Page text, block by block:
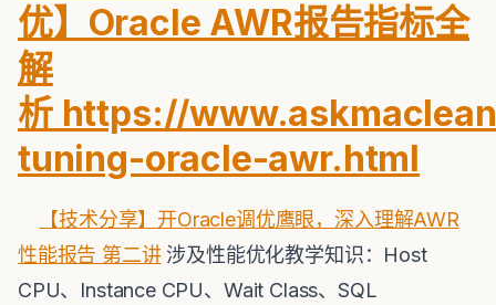
优】Oracle AWR报告指标全
解
析 https://
tuning-oracle-awr.html
【技术分享】开Oracle调优鹰眼，深入理解AWR
性能报告 第二讲涉及性能优化教学知识：Host
CPU、Instance CPU、Wait Class、SQL